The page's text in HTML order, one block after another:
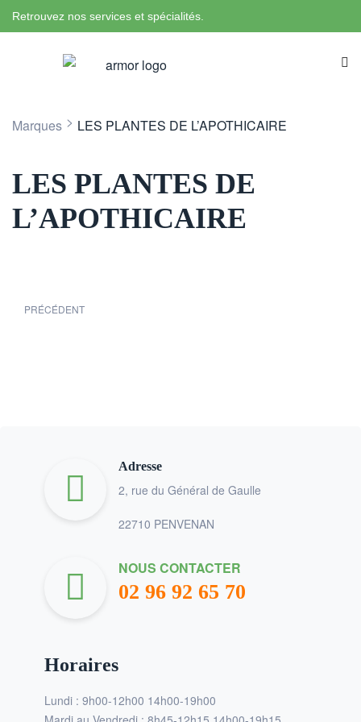
Retrouvez nos services et spécialités.
Marques > LES PLANTES DE L’APOTHICAIRE
LES PLANTES DE
L’APOTHICAIRE
PRÉCÉDENT
Adresse
2, rue du Général de Gaulle
22710 PENVENAN
NOUS CONTACTER
02 96 92 65 70
Horaires
Lundi : 9h00-12h00 14h00-19h00